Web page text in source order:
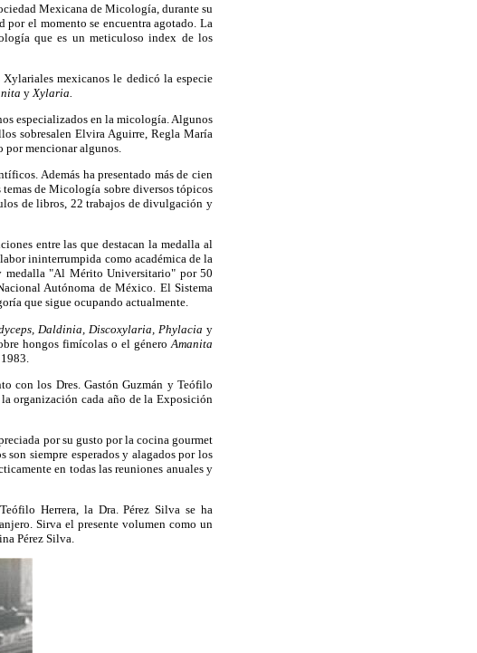
Mexicana de Micología, durante su
el momento se encuentra agotado. La
que es un meticuloso index de los
mexicanos le dedicó la especie
y Xylaria.
especializados en la micología. Algunos
sobresalen Elvira Aguirre, Regla María
por mencionar algunos.
Además ha presentado más de cien
de Micología sobre diversos tópicos
de libros, 22 trabajos de divulgación y
entre las que destacan la medalla al
ininterrumpida como académica de la
medalla "Al Mérito Universitario" por 50
Autónoma de México. El Sistema
que sigue ocupando actualmente.
Daldinia, Discoxylaria, Phylacia y
hongos fimícolas o el género Amanita
con los Dres. Gastón Guzmán y Teófilo
organización cada año de la Exposición
por su gusto por la cocina gourmet
siempre esperados y alagados por los
en todas las reuniones anuales y
Herrera, la Dra. Pérez Silva se ha
Sirva el presente volumen como un
Pérez Silva.